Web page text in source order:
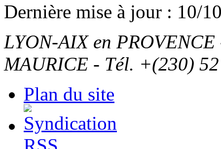
Dernière mise à jour : 10/
LYON-AIX en
MAURICE - Tél. +(230)
Plan du site